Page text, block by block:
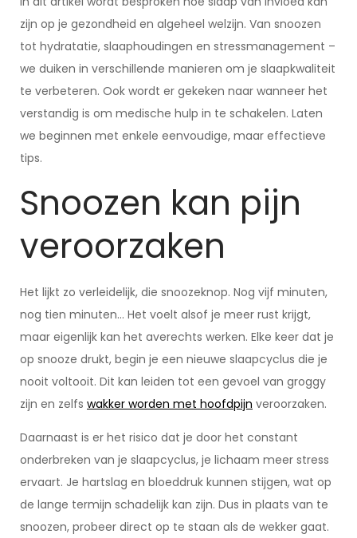
zijn op je gezondheid en algeheel welzijn. Van snoozen
tot hydratatie, slaaphoudingen en stressmanagement –
we duiken in verschillende manieren om je slaapkwaliteit
te verbeteren. Ook wordt er gekeken naar wanneer het
verstandig is om medische hulp in te schakelen. Laten
we beginnen met enkele eenvoudige, maar effectieve
tips.
Snoozen kan pijn
veroorzaken
Het lijkt zo verleidelijk, die snoozeknop. Nog vijf minuten,
nog tien minuten… Het voelt alsof je meer rust krijgt,
maar eigenlijk kan het averechts werken. Elke keer dat je
op snooze drukt, begin je een nieuwe slaapcyclus die je
nooit voltooit. Dit kan leiden tot een gevoel van groggy
zijn en zelfs wakker worden met hoofdpijn veroorzaken.
Daarnaast is er het risico dat je door het constant
onderbreken van je slaapcyclus, je lichaam meer stress
ervaart. Je hartslag en bloeddruk kunnen stijgen, wat op
de lange termijn schadelijk kan zijn. Dus in plaats van te
snoozen, probeer direct op te staan als de wekker gaat.